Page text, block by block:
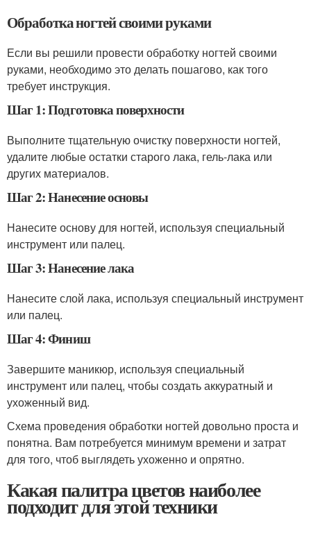
Обработка ногтей своими руками
Если вы решили провести обработку ногтей своими
руками, необходимо это делать пошагово, как того
требует инструкция.
Шаг 1: Подготовка поверхности
Выполните тщательную очистку поверхности ногтей,
удалите любые остатки старого лака, гель-лака или
других материалов.
Шаг 2: Нанесение основы
Нанесите основу для ногтей, используя специальный
инструмент или палец.
Шаг 3: Нанесение лака
Нанесите слой лака, используя специальный инструмент
или палец.
Шаг 4: Финиш
Завершите маникюр, используя специальный
инструмент или палец, чтобы создать аккуратный и
ухоженный вид.
Схема проведения обработки ногтей довольно проста и
понятна. Вам потребуется минимум времени и затрат
для того, чтоб выглядеть ухоженно и опрятно.
Какая палитра цветов наиболее
подходит для этой техники